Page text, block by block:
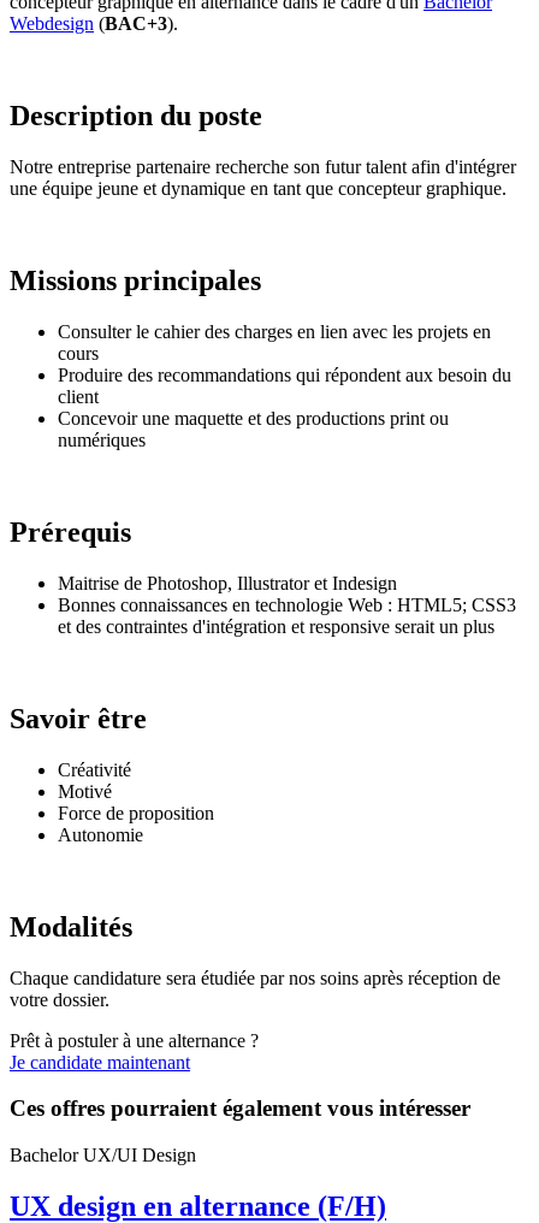
Webdesign (BAC+3).
Description du poste
Notre entreprise partenaire recherche son futur talent afin d'intégrer
une équipe jeune et dynamique en tant que concepteur graphique.
Missions principales
Consulter le cahier des charges en lien avec les projets en
cours
Produire des recommandations qui répondent aux besoin du
client
Concevoir une maquette et des productions print ou
numériques
Prérequis
Maitrise de Photoshop, Illustrator et Indesign
Bonnes connaissances en technologie Web : HTML5; CSS3
et des contraintes d'intégration et responsive serait un plus
Savoir être
Créativité
Motivé
Force de proposition
Autonomie
Modalités
Chaque candidature sera étudiée par nos soins après réception de
votre dossier.
Prêt à postuler à une alternance ?
Je candidate maintenant
Ces offres pourraient également vous intéresser
Bachelor UX/UI Design
UX design en alternance (F/H)